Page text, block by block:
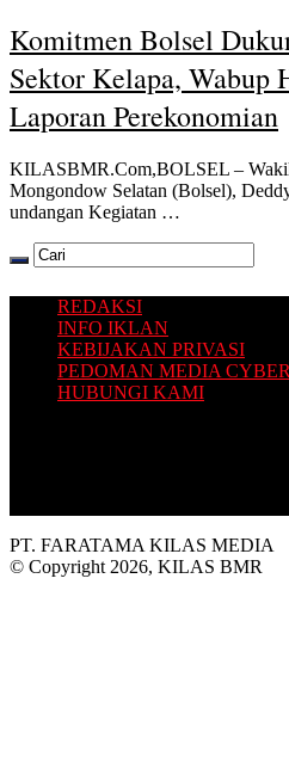
Komitmen Bolsel
Sektor Kelapa, Wabup
Laporan Perekonomian
KILASBMR.Com,BOLSEL –
Mongondow Selatan (Bolsel),
undangan Kegiatan …
REDAKSI
INFO IKLAN
KEBIJAKAN PRIVASI
PEDOMAN MEDIA CYBER
HUBUNGI KAMI
PT. FARATAMA KILAS MEDIA
© Copyright 2026, KILAS BMR